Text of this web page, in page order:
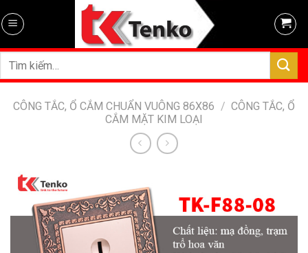
to
Tìm
CÔNG TẮC, Ổ CẮM CHUẨN VUÔNG 86X86 / CÔNG TẮC, Ổ
CẮM MẶT KIM LOẠI